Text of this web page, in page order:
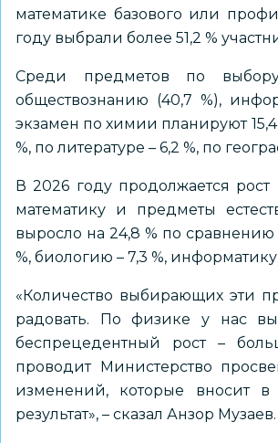
математике базового или
году выбрали более 51,2 %
Среди предметов по
обществознанию (40,7 %),
экзамен по химии планируют 15,4
%, по литературе – 6,2 %, по
В 2026 году продолжается
математику и предметы
выросло на 24,8 % по
%, биологию – 7,3 %, информатику
«Количество выбирающих эти
радовать. По физике у нас
беспрецедентный рост –
проводит Министерство
изменений, которые вносит
результат», – сказал Анзор Музаев.